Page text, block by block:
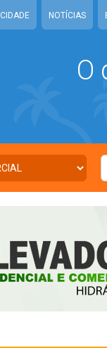
CIDADE NOTÍCIAS
O